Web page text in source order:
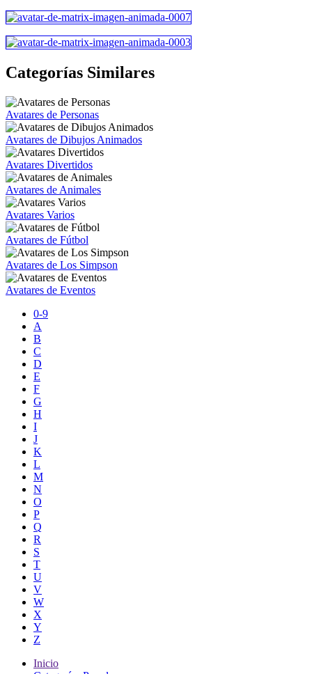
Categorías Similares
Avatares de Personas
Avatares de Dibujos Animados
Avatares Divertidos
Avatares de Animales
Avatares Varios
Avatares de Fútbol
Avatares de Los Simpson
Avatares de Eventos
0-9
A
B
C
D
E
F
G
H
I
J
K
L
M
N
O
P
Q
R
S
T
U
V
W
X
Y
Z
Inicio